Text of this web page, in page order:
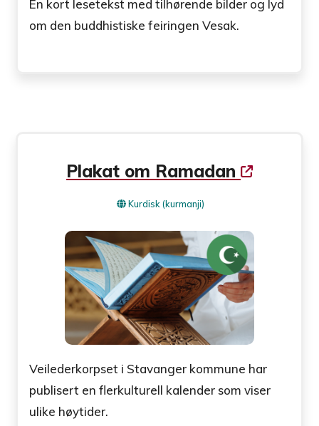
En kort lesetekst med tilhørende bilder og lyd
om den buddhistiske feiringen Vesak.
Plakat om Ramadan
Kurdisk (kurmanji)
Veilederkorpset i Stavanger kommune har
publisert en flerkulturell kalender som viser
ulike høytider.